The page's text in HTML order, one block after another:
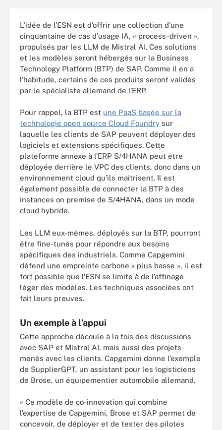
L’idée de l’ESN est d’offrir une collection d’une
cinquantaine de cas d’usage IA, « process-driven »,
propulsés par les LLM de Mistral AI. Ces solutions
et les modèles seront hébergés sur la Business
Technology Platform (BTP) de SAP. Comme il en a
l’habitude, certains de ces produits seront validés
par le spécialiste allemand de l’ERP.
Pour rappel, la BTP est une PaaS basée sur la
technologie open source Cloud Foundry sur
laquelle les clients de SAP peuvent déployer des
logiciels et extensions spécifiques. Cette
plateforme annexe à l’ERP S/4HANA peut être
déployée derrière le VPC des clients, donc dans un
environnement cloud qu’ils maîtrisent. Il est
également possible de connecter la BTP à des
instances on premise de S/4HANA, dans un mode
cloud hybride.
Les LLM eux-mêmes, déployés sur la BTP, pourront
être fine-tunés pour répondre aux besoins
spécifiques des industriels. Comme Capgemini
défend une empreinte carbone « plus basse », il est
fort possible que l’ESN se limite à de l’affinage
léger des modèles. Les techniques associées ont
fait leurs preuves.
Un exemple à l’appui
Cette approche découle à la fois des discussions
avec SAP et Mistral AI, mais aussi des projets
menés avec les clients. Capgemini donne l’exemple
de SupplierGPT, un assistant pour les logisticiens
de Brose, un équipementier automobile allemand.
« Ce modèle de co-innovation qui combine
l’expertise de Capgemini, Brose et SAP permet de
concevoir, de déployer et de tester des pilotes